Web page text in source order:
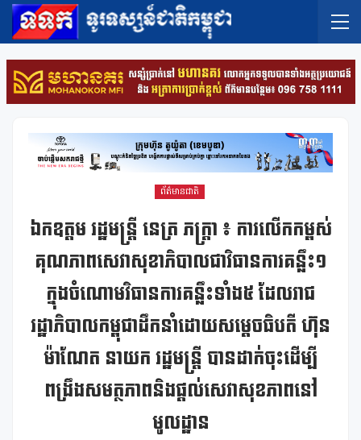
ព័ត៌មានជាតិ
ឯកឧត្តម រដ្ឋមន្ត្រី នេត្រ ភក្រ្តា ៖ ការលើកកម្ពស់
គុណភាពសេវាសុខាភិបាលជាវិធានការគន្លឹះ១
ក្នុងចំណោមវិធានការគន្លឹះទាំង៥ ដែលរាជ
រដ្ឋាភិបាលកម្ពុជាដឹកនាំដោយសម្តេចធិបតី ហ៊ុន
ម៉ាណែត នាយក រដ្ឋមន្ត្រី បានដាក់ចុះដើម្បី
ពង្រឹងសមត្ថភាពនិងផ្តល់សេវាសុខភាពនៅ
មូលដ្ឋាន